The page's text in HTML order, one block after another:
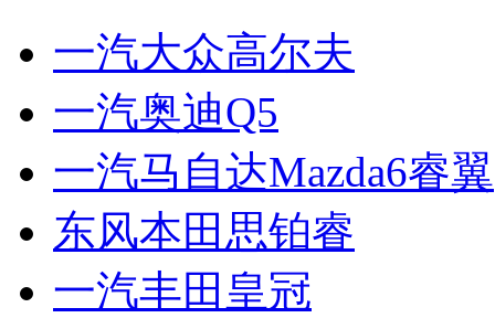
一汽大众高尔夫
一汽奥迪Q5
一汽马自达Mazda6睿翼
东风本田思铂睿
一汽丰田皇冠